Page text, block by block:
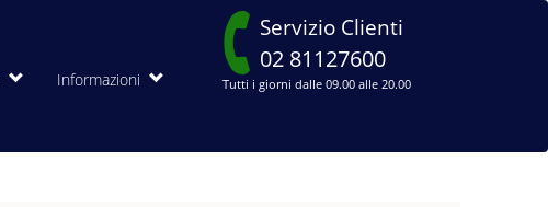
Informazioni
Servizio Clienti
02 81127600
Tutti i giorni dalle 09.00 alle 20.00